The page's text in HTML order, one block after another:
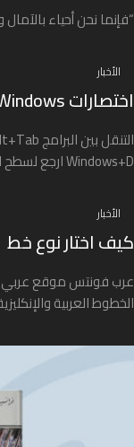
“فإنما نحن أحياء
الأخبار
اختصارات Windows
Windows+D ارجع لسطح المكتب ...
الأخبار
كيف اختار نوع خط
عرب فونتس موقع عربي
الخطوط العربية